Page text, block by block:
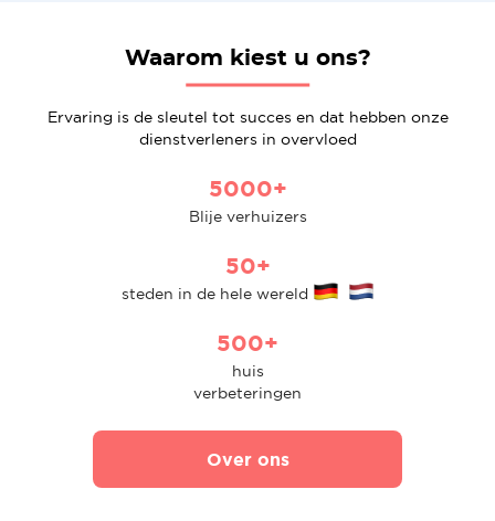
Waarom kiest u ons?
Ervaring is de sleutel tot succes en dat hebben onze
dienstverleners in overvloed
5000+
Blije verhuizers
50+
steden in de hele wereld
500+
huis
verbeteringen
Over ons